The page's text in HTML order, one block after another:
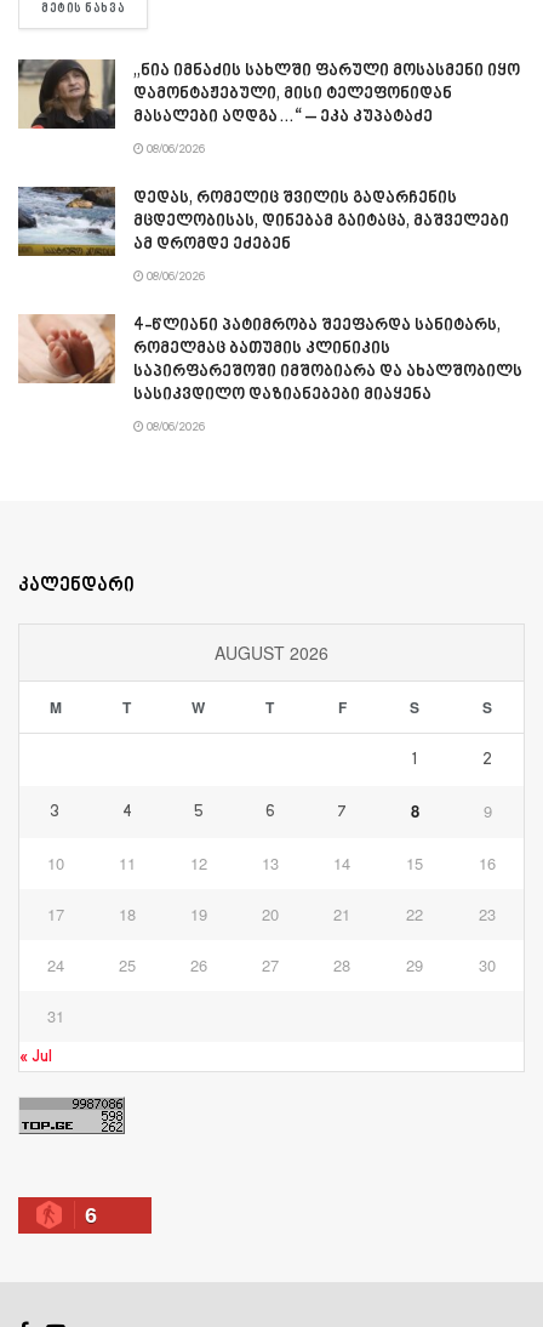
ᲛᲔᲢᲘᲡ ᲜᲐᲮᲕᲐ
„ნია იმნაძის სახლში ფარული მოსასმენი იყო
დამონტაჟებული, მისი ტელეფონიდან
მასალები აღდგა…“ – ეკა კუპატაძე
08/06/2026
დედას, რომელიც შვილის გადარჩენის
მცდელობისას, დინებამ გაიტაცა, მაშველები
ამ დრომდე ეძებენ
08/06/2026
4-წლიანი პატიმრობა შეეფარდა სანიტარს,
რომელმაც ბათუმის კლინიკის
საპირფარეშოში იმშობიარა და ახალშობილს
სასიკვდილო დაზიანებები მიაყენა
08/06/2026
კალენდარი
AUGUST 2026
M T W T F S S
1 2
3 4 5 6 7 8 9
10 11 12 13 14 15 16
17 18 19 20 21 22 23
24 25 26 27 28 29 30
31
« Jul
6